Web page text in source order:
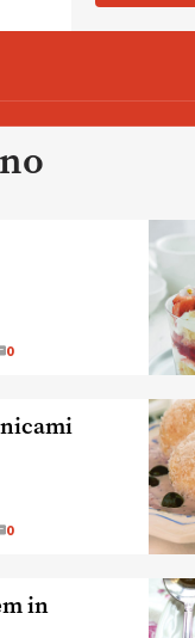
reja
https://t.co/
naravno
Sloveniji.
https://
#IMCAP
https://
[EKOloško
Posestvo
pridelava
@EUAgri
https://
0
0
in